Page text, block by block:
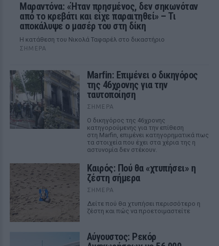
Μαραντόνα: «Ήταν πρησμένος, δεν σηκωνόταν
από το κρεβάτι και είχε παραιτηθεί» – Τι
αποκάλυψε ο μασέρ του στη δίκη
Η κατάθεση του Νικολά Ταφαρέλ στο δικαστήριο
ΣΉΜΕΡΑ
Marfin: Επιμένει ο δικηγόρος
της 46χρονης για την
ταυτοποίηση
ΣΉΜΕΡΑ
Ο δικηγόρος της 46χρονης
κατηγορούμενης για την επίθεση
στη Marfin, επιμένει κατηγορηματικά πως
τα στοιχεία που έχει στα χέρια της η
αστυνομία δεν στέκουν.
Καιρός: Πού θα «χτυπήσει» η
ζέστη σήμερα
ΣΉΜΕΡΑ
Δείτε πού θα χτυπήσει περισσότερο η
ζέστη και πώς να προετοιμαστείτε
Αύγουστος: Ρεκόρ